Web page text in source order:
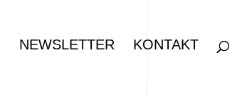
NEWSLETTER KONTAKT